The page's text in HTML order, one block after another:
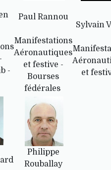
-
Paul Rannou
Manifestations
Aéronautiques
et festive -
Bourses
fédérales
Sylvain
et
Philippe
Rouballay